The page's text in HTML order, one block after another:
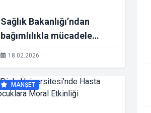
Sağlık Bakanlığı’ndan
bağımlılıkla mücadele
mesajı
18.02.2026
MANŞET